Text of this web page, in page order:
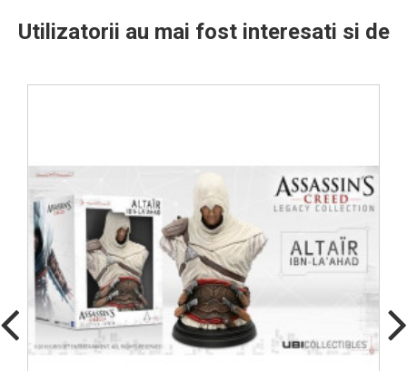
Utilizatorii au mai fost interesati si de